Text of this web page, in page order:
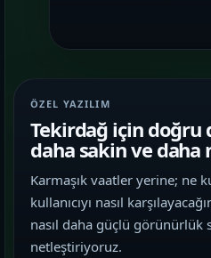
ÖZEL YAZILIM
Tekirdağ için
daha sakin ve
Karmaşık vaatler yerine; ne
kullanıcıyı nasıl
nasıl daha güçlü görünürlük
netleştiriyoruz.